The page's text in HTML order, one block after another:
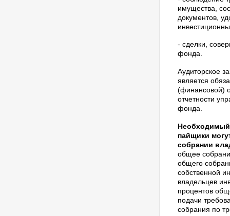
имущества,
документов,
- сделки,
фонда.
Аудиторское
является
(финансовой)
отчетности
фонда.
Необходимый
пайщики
собрании
общее
общего
собственной
владельцев
процентов
подачи
собрания по